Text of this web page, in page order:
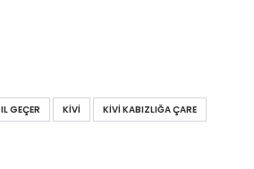
GEÇER KIVI
KIVI KABIZLIĞA ÇARE